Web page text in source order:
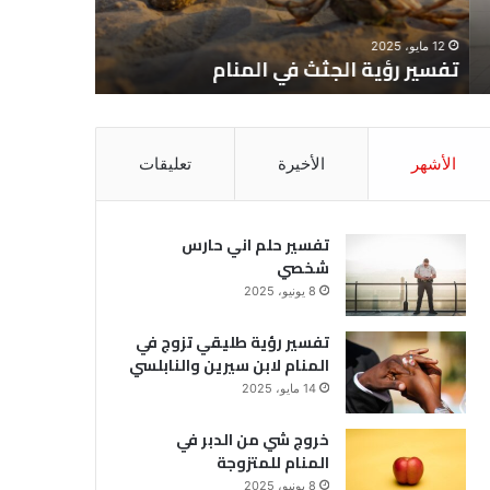
12 مايو، 2025
تفسير رؤية الجثث في المنام
الأشهر الأخيرة تعليقات
تفسير حلم اني حارس
شخصي
8 يونيو، 2025
تفسير رؤية طليقي تزوج في
المنام لابن سيرين والنابلسي
14 مايو، 2025
خروج شي من الدبر في
المنام للمتزوجة
8 يونيو، 2025